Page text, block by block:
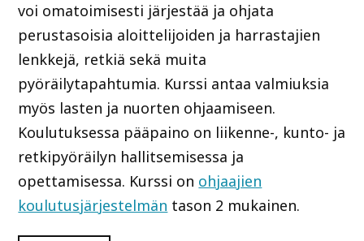
voi omatoimisesti järjestää ja ohjata
perustasoisia aloittelijoiden ja harrastajien
lenkkejä, retkiä sekä muita
pyöräilytapahtumia. Kurssi antaa valmiuksia
myös lasten ja nuorten ohjaamiseen.
Koulutuksessa pääpaino on liikenne-, kunto- ja
retkipyöräilyn hallitsemisessa ja
opettamisessa. Kurssi on ohjaajien
koulutusjärjestelmän tason 2 mukainen.